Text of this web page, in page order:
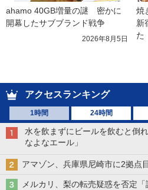
ahamo 40GB増量の謎　密かに
開幕したサブブランド戦争
2026年8月5日
焼
新
た
アクセスランキング
1時間 24時間
水を飲まずにビールを飲むと倒
なよなエール」
アマゾン、兵庫県尼崎市に2拠
メルカリ、梨の転売疑惑を否定